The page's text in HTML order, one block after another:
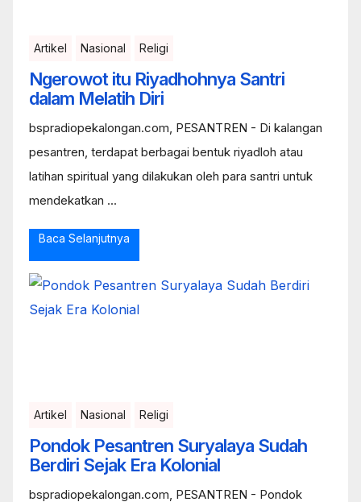
Artikel Nasional Religi
Ngerowot itu Riyadhohnya Santri
dalam Melatih Diri
bspradiopekalongan.com, PESANTREN - Di kalangan
pesantren, terdapat berbagai bentuk riyadloh atau
latihan spiritual yang dilakukan oleh para santri untuk
mendekatkan ...
Baca Selanjutnya
Artikel Nasional Religi
Pondok Pesantren Suryalaya Sudah
Berdiri Sejak Era Kolonial
bspradiopekalongan.com, PESANTREN - Pondok